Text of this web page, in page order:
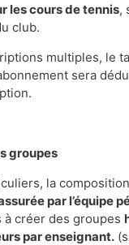
les cours de tennis,
club.
multiples, le
sera
groupes
la
par l’équipe
à créer des groupes
par enseignant.